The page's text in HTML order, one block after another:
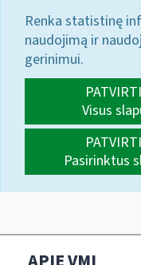
Renka statistinę
naudojimą ir
gerinimui.
Visus
Pasirinktus